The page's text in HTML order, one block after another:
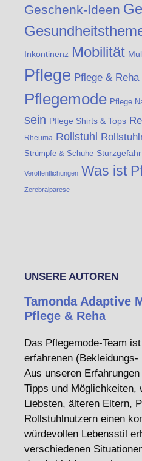
Geschenk-Ideen
Inkontinenz Mobilität
Pflege Pflege &
Pflegemode Pflege
sein Pflege Shirts & Tops
Rheuma Rollstuhl
Strümpfe & Schuhe Sturzgefahr
Veröffentlichungen Was ist
Zerebralparese
UNSERE AUTOREN
Tamonda Adaptive
Pflege & Reha
Das Pflegemode-Team
erfahrenen
Aus unseren
Tipps und Möglichkeiten,
Liebsten, älteren Eltern,
Rollstuhlnutzern einen
würdevollen Lebensstil
verschiedenen